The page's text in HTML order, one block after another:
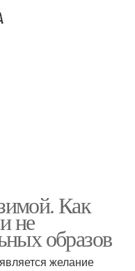
Как
не
образов
желание